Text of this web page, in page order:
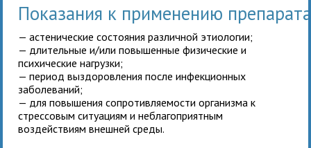
Показания к применению
— астенические состояния различной этиологии;
— длительные и/или повышенные физические и
психические нагрузки;
— период выздоровления после инфекционных
заболеваний;
— для повышения сопротивляемости организма к
стрессовым ситуациям и неблагоприятным
воздействиям внешней среды.